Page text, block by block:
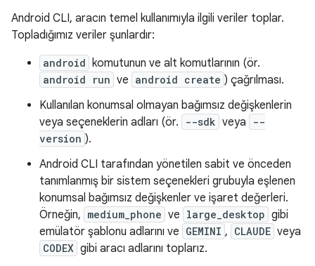
Android CLI, aracın temel kullanımıyla ilgili veriler toplar.
Topladığımız veriler şunlardır:
android komutunun ve alt komutlarının (ör.
android run ve android create ) çağrılması.
Kullanılan konumsal olmayan bağımsız değişkenlerin
veya seçeneklerin adları (ör.
--sdk veya
--
version ).
Android CLI tarafından yönetilen sabit ve önceden
tanımlanmış bir sistem seçenekleri grubuyla eşlenen
konumsal bağımsız değişkenler ve işaret değerleri.
Örneğin, medium_phone ve large_desktop gibi
emülatör şablonu adlarını ve GEMINI , CLAUDE veya
CODEX gibi aracı adlarını toplarız.